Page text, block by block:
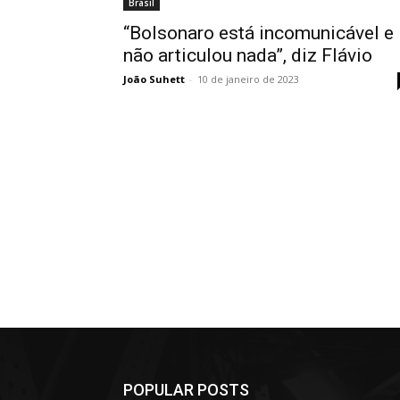
“Bolsonaro está incomunicável e
não articulou nada”, diz Flávio
João Suhett - 10 de janeiro de 2023
POPULAR POSTS